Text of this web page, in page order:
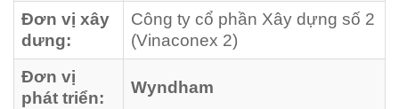
Đơn vị xây
dưng:
Công ty cổ phần Xây dựng số 2
(Vinaconex 2)
Đơn vị
phát triển:
Wyndham